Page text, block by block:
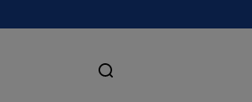
Suchen